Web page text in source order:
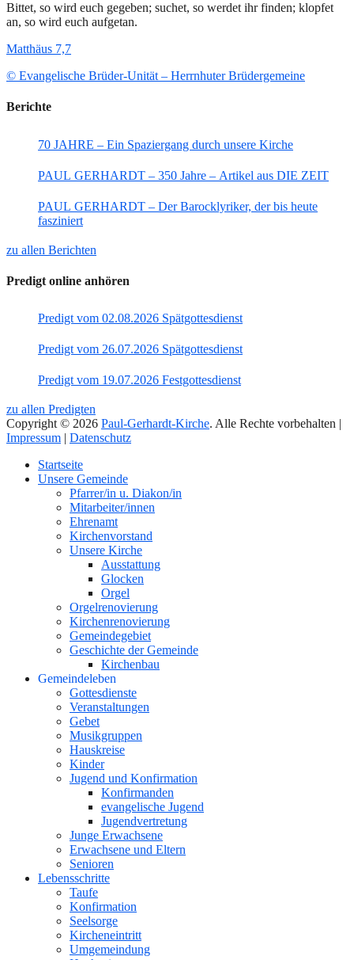
Bittet, so wird euch gegeben; suchet, so werdet ihr finden; klopfet
an, so wird euch aufgetan.
Matthäus 7,7
© Evangelische Brüder-Unität – Herrnhuter Brüdergemeine
Berichte
70 JAHRE – Ein Spaziergang durch unsere Kirche
PAUL GERHARDT – 350 Jahre – Artikel aus DIE ZEIT
PAUL GERHARDT – Der Barocklyriker, der bis heute
fasziniert
zu allen Berichten
Predigt online anhören
Predigt vom 02.08.2026 Spätgottesdienst
Predigt vom 26.07.2026 Spätgottesdienst
Predigt vom 19.07.2026 Festgottesdienst
zu allen Predigten
Copyright © 2026 Paul-Gerhardt-Kirche. Alle Rechte vorbehalten |
Impressum | Datenschutz
oben
Startseite
Unsere Gemeinde
Pfarrer/in u. Diakon/in
Mitarbeiter/innen
Ehrenamt
Kirchenvorstand
Unsere Kirche
Ausstattung
Glocken
Orgel
Orgelrenovierung
Kirchenrenovierung
Gemeindegebiet
Geschichte der Gemeinde
Kirchenbau
Gemeindeleben
Gottesdienste
Veranstaltungen
Gebet
Musikgruppen
Hauskreise
Kinder
Jugend und Konfirmation
Konfirmanden
evangelische Jugend
Jugendvertretung
Junge Erwachsene
Erwachsene und Eltern
Senioren
Lebensschritte
Taufe
Konfirmation
Seelsorge
Kircheneintritt
Umgemeindung